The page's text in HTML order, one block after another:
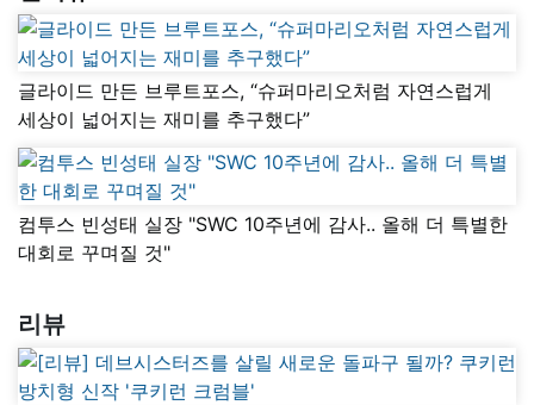
글라이드 만든 브루트포스, “슈퍼마리오처럼 자연스럽게
세상이 넓어지는 재미를 추구했다”
컴투스 빈성태 실장 "SWC 10주년에 감사.. 올해 더 특별한
대회로 꾸며질 것"
리뷰